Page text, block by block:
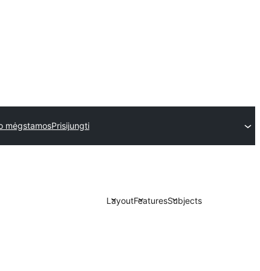
mėgstamosPrisijungti
LayoutFeaturesSubjects